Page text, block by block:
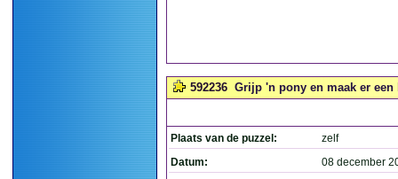
592236 Grijp 'n pony en maak er een
Plaats van de puzzel:
zelf
Datum:
08 december